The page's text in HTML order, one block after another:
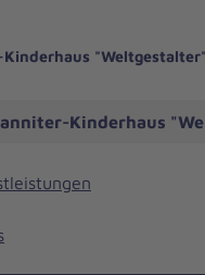
Kinderhaus